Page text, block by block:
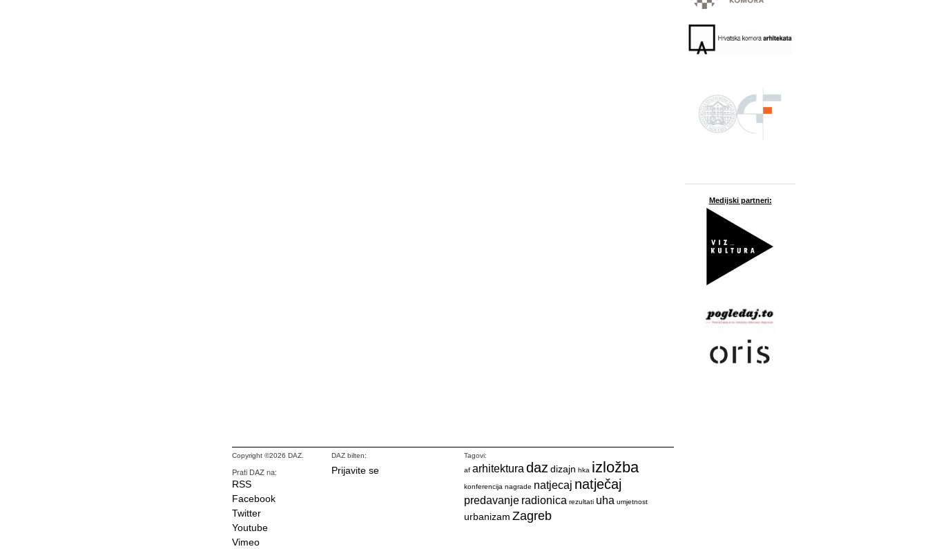
Medijski partneri:
Copyright ©2026 DAZ.
Prati DAZ na:
RSS
Facebook
Twitter
Youtube
Vimeo
DAZ bilten:
Prijavite se
Tagovi:
af arhitektura daz dizajn hka izložba
konferencija nagrade natjecaj natječaj
predavanje radionica rezultati uha umjetnost
urbanizam Zagreb